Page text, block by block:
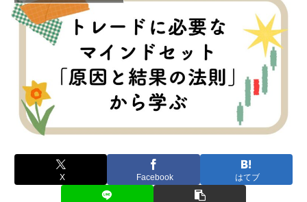
X Facebook はてブ